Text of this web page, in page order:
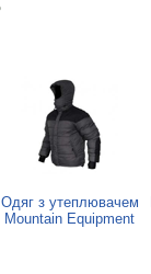
Одяг з утеплювачем
Mountain Equipment